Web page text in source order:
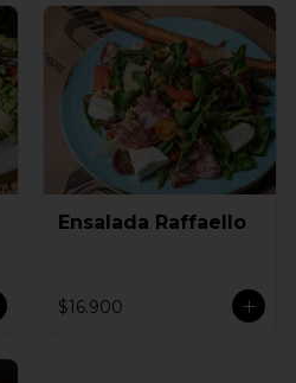
Ensalada Raffaello
$16.900